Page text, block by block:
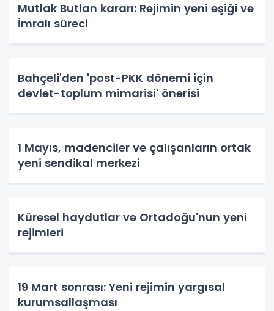
Mutlak Butlan kararı: Rejimin yeni eşiği ve
İmralı süreci
Bahçeli'den 'post-PKK dönemi için
devlet-toplum mimarisi' önerisi
1 Mayıs, madenciler ve çalışanların ortak
yeni sendikal merkezi
Küresel haydutlar ve Ortadoğu'nun yeni
rejimleri
19 Mart sonrası: Yeni rejimin yargısal
kurumsallaşması